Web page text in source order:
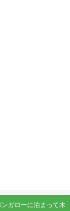
ガローに泊まって木